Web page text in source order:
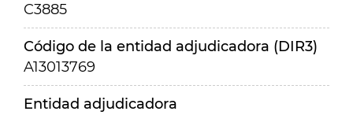
C3885
Código de la entidad adjudicadora (DIR3)
A13013769
Entidad adjudicadora